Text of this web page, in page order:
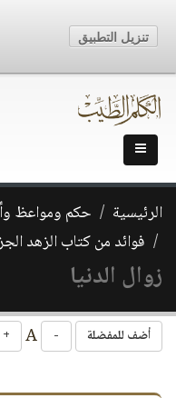
الرئيسية حكم ومواعظ
فوائد من كتاب الزهد
زوال الدنيا
أضف للمفضلة -
+
تنزيل التطبيق